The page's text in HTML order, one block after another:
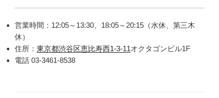
営業時間：12:05～13:30、18:05～20:15（水休、第三木
休）
住所： 東京都渋谷区恵比寿西1-3-11オクタゴンビル1F
電話 03-3461-8538